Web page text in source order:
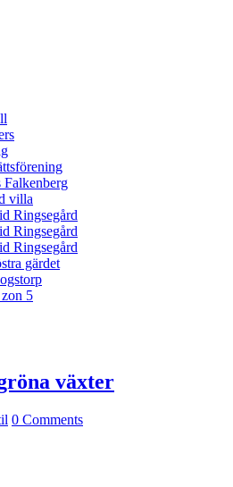
Falkenberg
villa
Ringsegård
Ringsegård
Ringsegård
gärdet
5
växter
0 Comments